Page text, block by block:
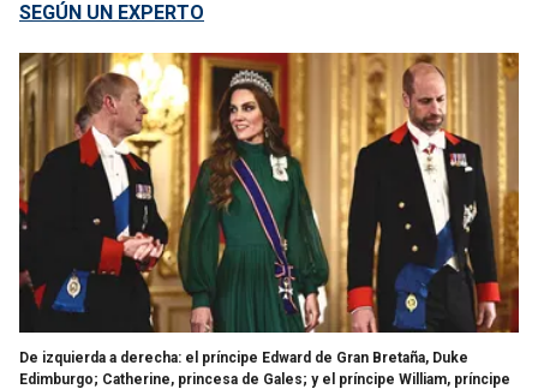
SEGÚN UN EXPERTO
De izquierda a derecha: el príncipe Edward de Gran Bretaña, Duke
Edimburgo; Catherine, princesa de Gales; y el príncipe William, príncipe